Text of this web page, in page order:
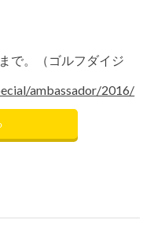
で。（ゴルフダイジ
ambassador/2016/